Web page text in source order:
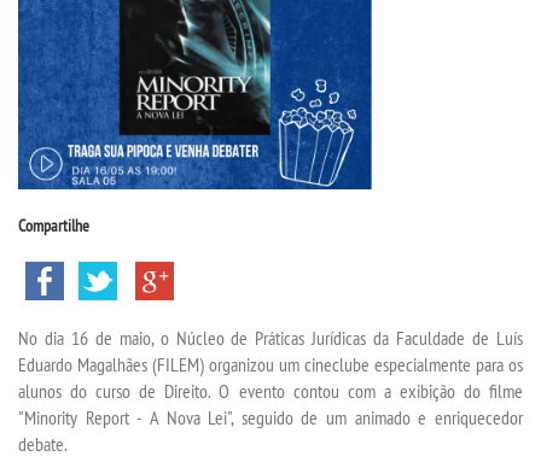
CURSOS
BACHARELADOS
TECNOLÓGICOS
VESTIBULAR
INSCREVA-SE
TRANSFERÊNCIA
SEGUNDA GRADUAÇÃO
Compartilhe
No dia 16 de maio, o Núcleo de Práticas Jurídicas da Faculdade de Luís
Eduardo Magalhães (FILEM) organizou um cineclube especialmente para os
alunos do curso de Direito. O evento contou com a exibição do filme
"Minority Report - A Nova Lei", seguido de um animado e enriquecedor
debate.